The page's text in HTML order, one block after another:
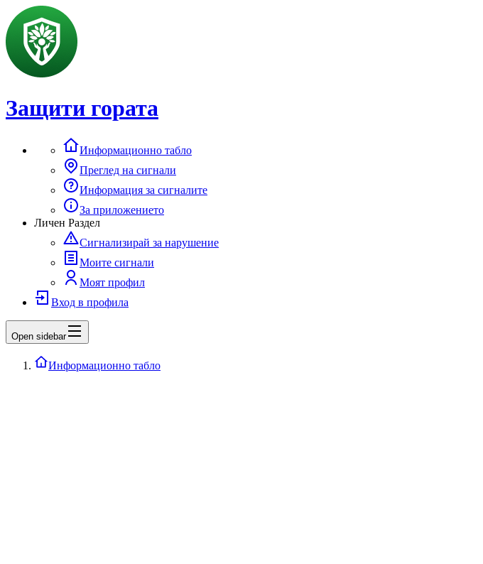
Защити гората
Информационно табло
Преглед на сигнали
Информация за сигналите
За приложението
Личен Раздел
Сигнализирай за нарушение
Моите сигнали
Моят профил
Вход в профила
Open sidebar
Информационно табло